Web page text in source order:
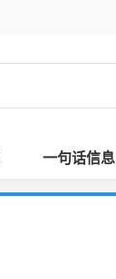
一句话信息